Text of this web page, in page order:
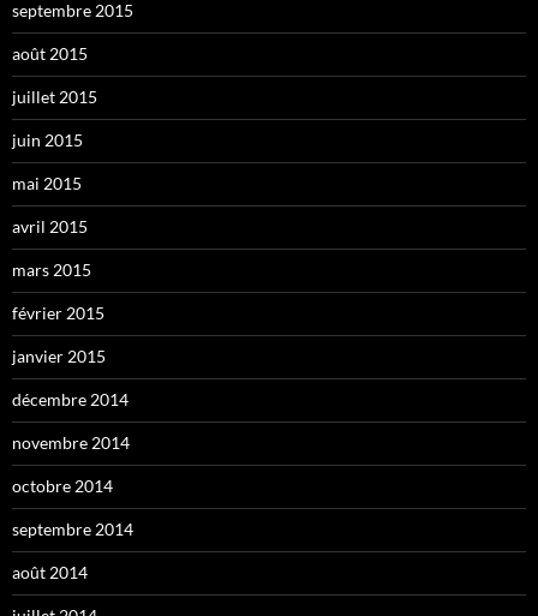
septembre 2015
août 2015
juillet 2015
juin 2015
mai 2015
avril 2015
mars 2015
février 2015
janvier 2015
décembre 2014
novembre 2014
octobre 2014
septembre 2014
août 2014